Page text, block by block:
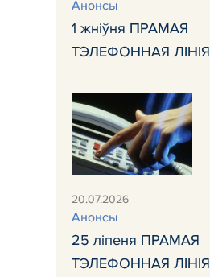
Анонсы
1 жніўня ПРАМАЯ
ТЭЛЕФОННАЯ ЛІНІЯ
20.07.2026
Анонсы
25 ліпеня ПРАМАЯ
ТЭЛЕФОННАЯ ЛІНІЯ